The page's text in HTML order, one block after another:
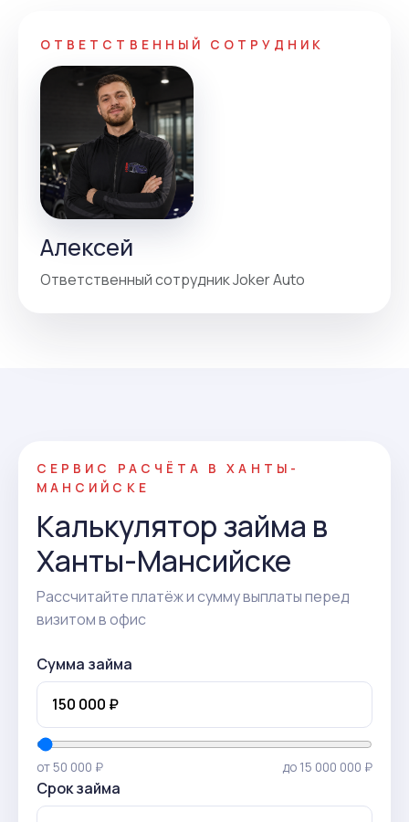
ОТВЕТСТВЕННЫЙ СОТРУДНИК
Алексей
Ответственный сотрудник Joker Auto
СЕРВИС РАСЧЁТА В ХАНТЫ-
МАНСИЙСКЕ
Калькулятор займа в
Ханты-Мансийске
Рассчитайте платёж и сумму выплаты перед
визитом в офис
Сумма займа
от 50 000 ₽ до 15 000 000 ₽
Срок займа